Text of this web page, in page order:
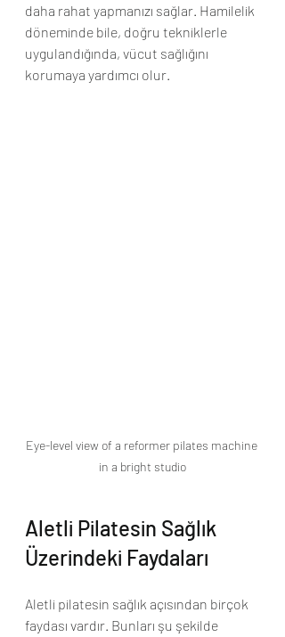
daha rahat yapmanızı sağlar. Hamilelik
döneminde bile, doğru tekniklerle
uygulandığında, vücut sağlığını
korumaya yardımcı olur.
Eye-level view of a reformer pilates machine
in a bright studio
Aletli Pilatesin Sağlık
Üzerindeki Faydaları
Aletli pilatesin sağlık açısından birçok
faydası vardır. Bunları şu şekilde